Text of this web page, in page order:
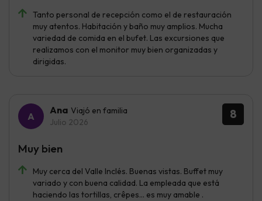
Tanto personal de recepción como el de restauración
muy atentos. Habitación y baño muy amplios. Mucha
variedad de comida en el bufet. Las excursiones que
realizamos con el monitor muy bien organizadas y
dirigidas.
8
Ana Viajó en familia
Julio 2026
Muy cerca del Valle Inclés. Buenas vistas. Buffet muy
variado y con buena calidad. La empleada que está
haciendo las tortillas, crêpes… es muy amable .
Muy bien